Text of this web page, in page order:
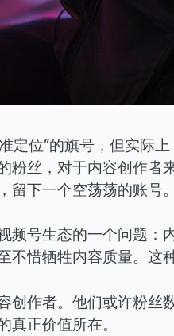
定位”的旗号，但实际
粉丝，对于内容创作者
下一个空荡荡的账号。
频号生态的一个问题：
惜牺牲内容质量。这
创作者。他们或许粉丝
正价值所在。